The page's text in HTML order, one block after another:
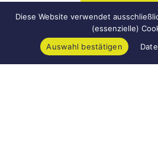
Diese Website verwendet
(essenzielle)
Auswahl bestätigen